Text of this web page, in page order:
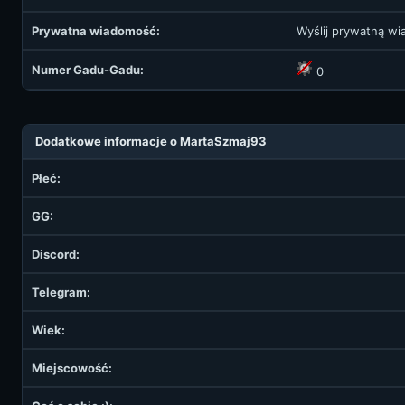
Prywatna wiadomość: Wyślij prywatną
Numer Gadu-Gadu: 0
Dodatkowe informacje o MartaSzmaj93
Płeć:
GG:
Discord:
Telegram:
Wiek:
Miejscowość: